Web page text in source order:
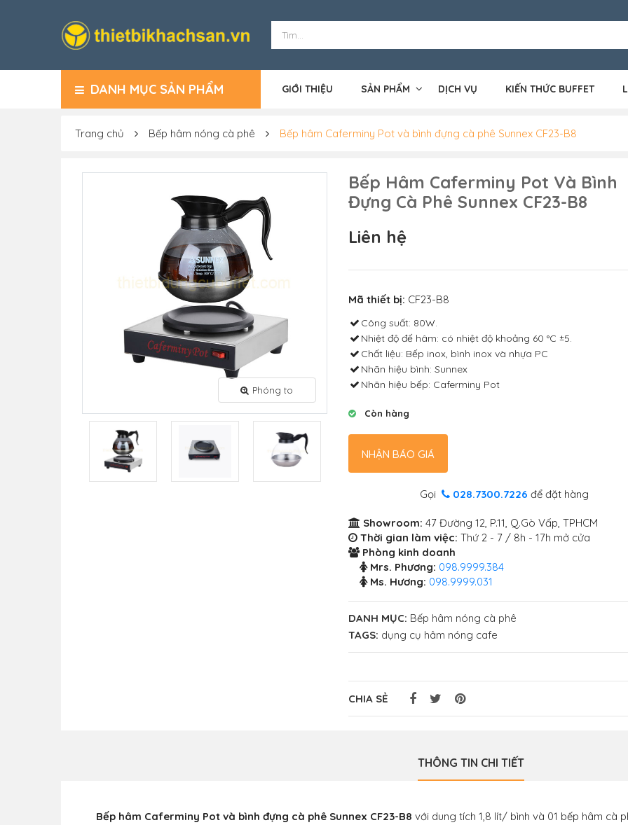
DANH MỤC SẢN PHẨM GIỚI THIỆU SẢN PHẨM DỊCH VỤ KIẾN THỨC BUFFET
Trang chủ Bếp hâm nóng cà phê Bếp hâm Caferminy Pot và bình đựng cà phê Sunnex CF23-B8
Phóng to
Bếp Hâm Caferminy Pot Và Bình
Đựng Cà Phê Sunnex CF23-B8
Liên hệ
Mã thiết bị: CF23-B8
Công suất: 80W.
Nhiệt độ đế hâm: có nhiệt độ khoảng 60 °C ±5.
Chất liệu: Bếp inox, bình inox và nhựa PC
Nhãn hiệu bình: Sunnex
Nhãn hiệu bếp: Caferminy Pot
Còn hàng
NHẬN BÁO GIÁ
Gọi 028.7300.7226 để đặt hàng
Showroom: 47 Đường 12, P.11, Q.Gò Vấp, TPHCM
Thời gian làm việc: Thứ 2 - 7 / 8h - 17h mở cửa
Phòng kinh doanh
Mrs. Phương: 098.9999.384
Ms. Hương: 098.9999.031
DANH MỤC: Bếp hâm nóng cà phê
TAGS: dụng cụ hâm nóng cafe
CHIA SẺ
THÔNG TIN CHI TIẾT
Bếp hâm Caferminy Pot và bình đựng cà phê Sunnex CF23-B8 với dung tích 1,8 lít/ bình và 01 bếp hâm cà